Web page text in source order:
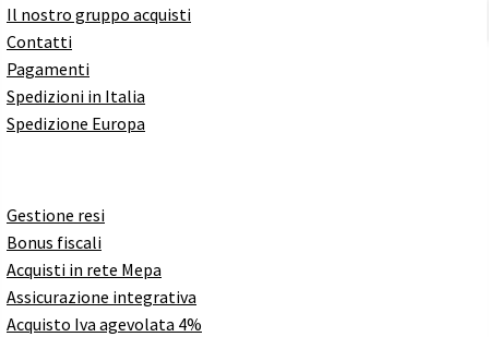
Il nostro gruppo acquisti
Contatti
Pagamenti
Spedizioni in Italia
Spedizione Europa
Gestione resi
Bonus fiscali
Acquisti in rete Mepa
Assicurazione integrativa
Acquisto Iva agevolata 4%